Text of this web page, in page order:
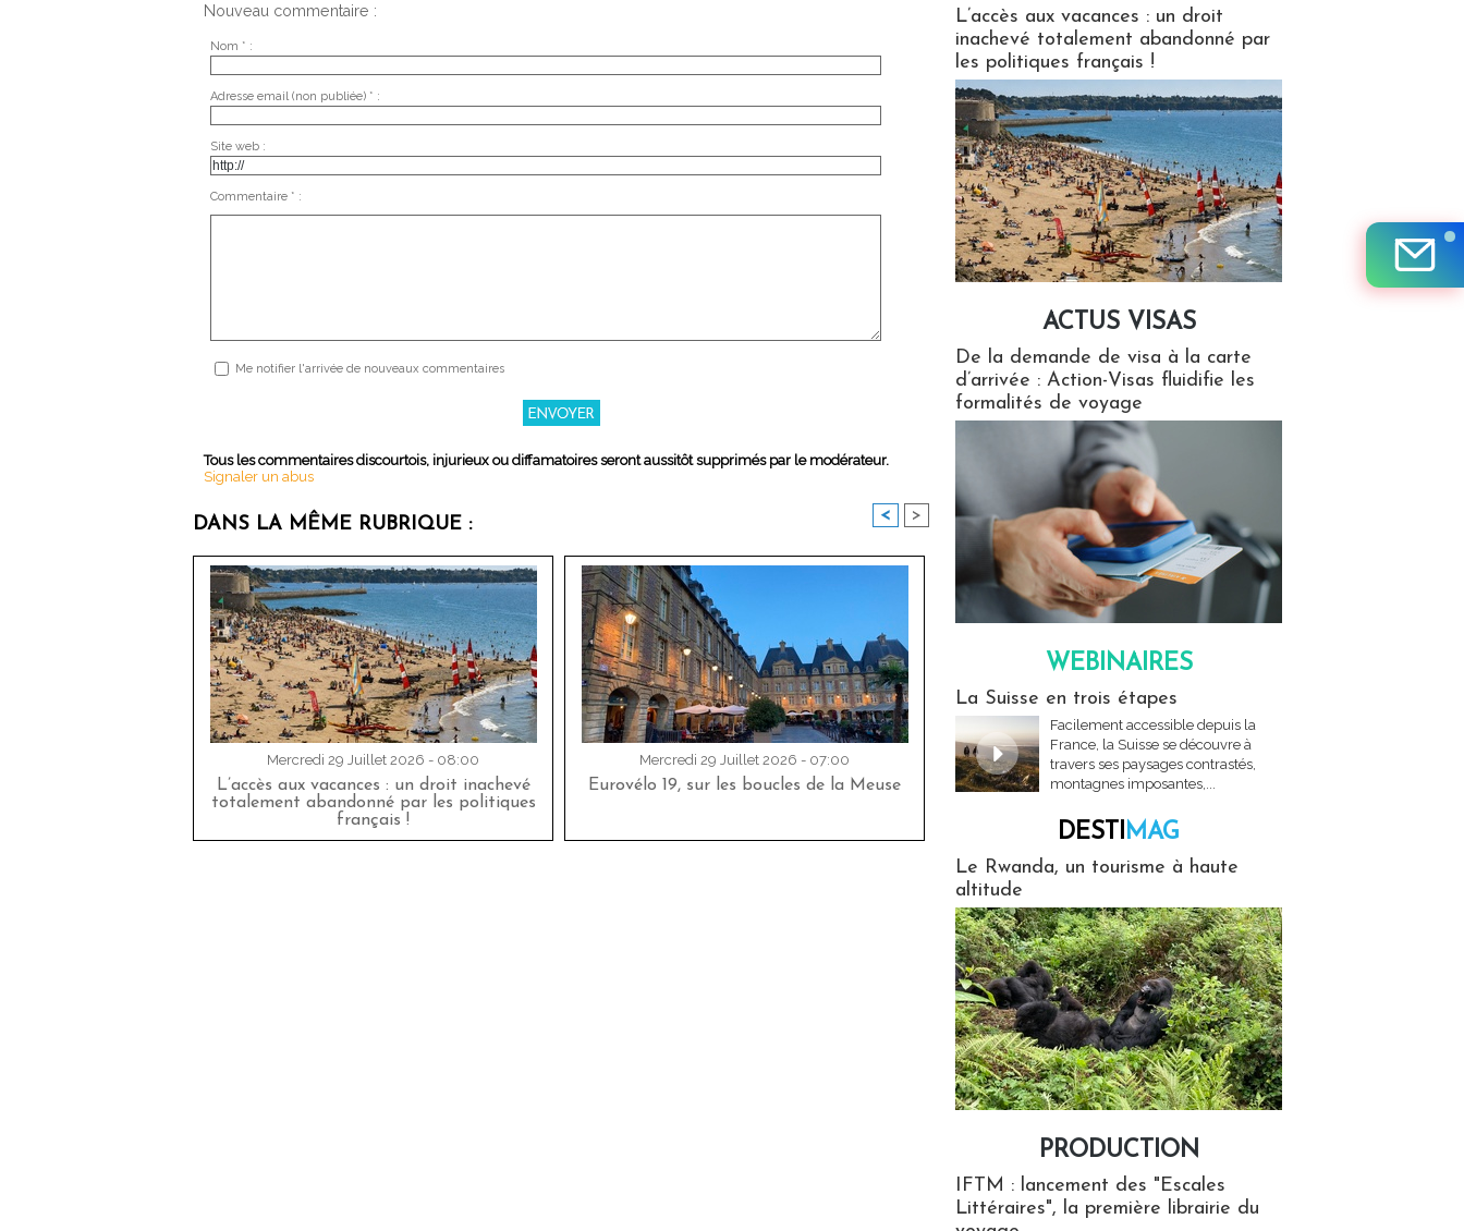
Nouveau commentaire :
Nom * :
Adresse email (non publiée) * :
Site web :
Commentaire * :
Me notifier l'arrivée de nouveaux commentaires
Tous les commentaires discourtois, injurieux ou diffamatoires seront aussitôt supprimés par le modérateur.
Signaler un abus
DANS LA MÊME RUBRIQUE : < >
Mercredi 29 Juillet 2026 - 08:00
L’accès aux vacances : un droit inachevé
totalement abandonné par les politiques
français !
Mercredi 29 Juillet 2026 - 07:00
Eurovélo 19, sur les boucles de la Meuse
L’accès aux vacances : un droit
inachevé totalement abandonné par
les politiques français !
ACTUS VISAS
De la demande de visa à la carte
d’arrivée : Action-Visas fluidifie les
formalités de voyage
WEBINAIRES
La Suisse en trois étapes
Facilement accessible depuis la
France, la Suisse se découvre à
travers ses paysages contrastés,
montagnes imposantes,...
DESTIMAG
Le Rwanda, un tourisme à haute
altitude
PRODUCTION
IFTM : lancement des "Escales
Littéraires", la première librairie du